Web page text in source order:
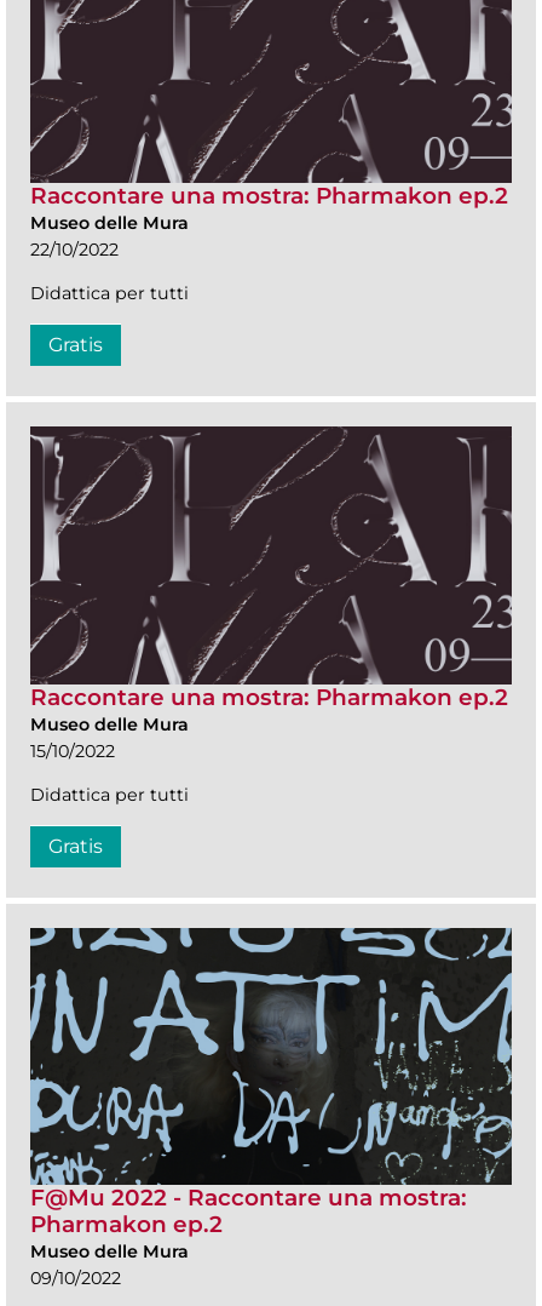
Raccontare una mostra: Pharmakon ep.2
Museo delle Mura
22/10/2022
Didattica per tutti
Gratis
Raccontare una mostra: Pharmakon ep.2
Museo delle Mura
15/10/2022
Didattica per tutti
Gratis
F@Mu 2022 - Raccontare una mostra:
Pharmakon ep.2
Museo delle Mura
09/10/2022